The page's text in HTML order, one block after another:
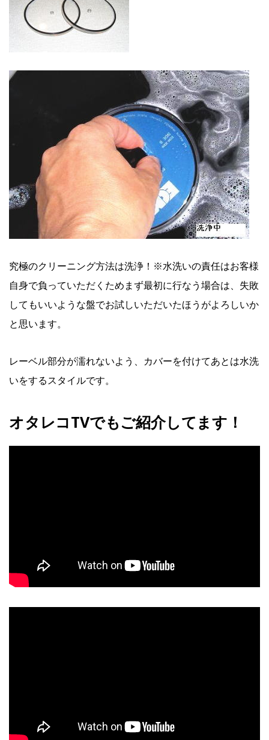
究極のクリーニング方法は洗浄！※水洗いの責任はお客様
自身で負っていただくためまず最初に行なう場合は、失敗
してもいいような盤でお試しいただいたほうがよろしいか
と思います。
レーベル部分が濡れないよう、カバーを付けてあとは水洗
いをするスタイルです。
オタレコTVでもご紹介してます！